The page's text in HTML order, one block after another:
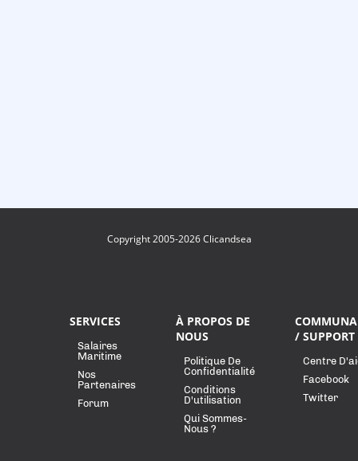
Copyright 2005-2026 Clicandsea
SERVICES
Salaires
Maritime
Nos
Partenaires
Forum
À PROPOS DE
NOUS
Politique De
Confidentialité
Conditions
D'utilisation
Qui Sommes-
Nous ?
/ SUPPORT
Centre
Facebook
Twitter